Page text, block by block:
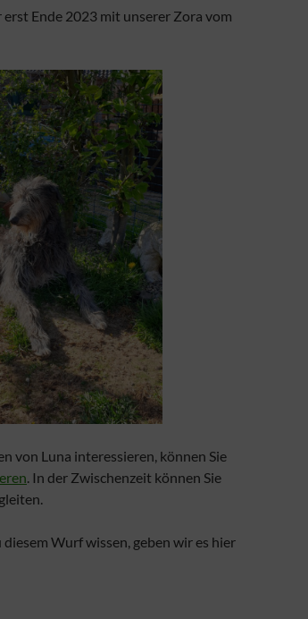
Ende 2023 mit unserer Zora vom
von Luna interessieren, können Sie
. In der Zwischenzeit können Sie
Wurf wissen, geben wir es hier